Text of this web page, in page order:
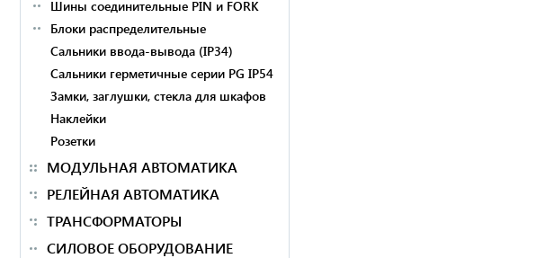
Шины соединительные PIN и FORK
Блоки распределительные
Сальники ввода-вывода (IP34)
Сальники герметичные серии PG IP54
Замки, заглушки, стекла для шкафов
Наклейки
Розетки
МОДУЛЬНАЯ АВТОМАТИКА
РЕЛЕЙНАЯ АВТОМАТИКА
ТРАНСФОРМАТОРЫ
СИЛОВОЕ ОБОРУДОВАНИЕ